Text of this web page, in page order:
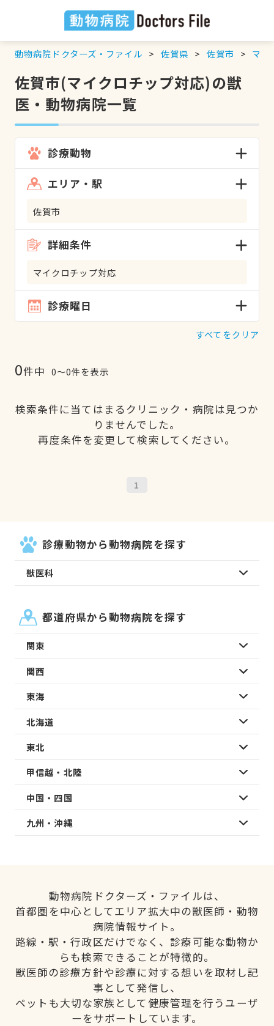
動物病院ドクターズ・ファイル 佐賀県 佐賀市 マイ
佐賀市(マイクロチップ対応)の獣
医・動物病院一覧
診療動物
エリア・駅
佐賀市
詳細条件
マイクロチップ対応
診療曜日
すべてをクリア
0件中 0〜0件を表示
検索条件に当てはまるクリニック・病院は見つか
りませんでした。
再度条件を変更して検索してください。
1
診療動物から動物病院を探す
獣医科
都道府県から動物病院を探す
関東
関西
東海
北海道
東北
甲信越・北陸
中国・四国
九州・沖縄
動物病院ドクターズ・ファイルは、
首都圏を中心としてエリア拡大中の獣医師・動物
病院情報サイト。
路線・駅・行政区だけでなく、診療可能な動物か
らも検索できることが特徴的。
獣医師の診療方針や診療に対する想いを取材し記
事として発信し、
ペットも大切な家族として健康管理を行うユーザ
ーをサポートしています。